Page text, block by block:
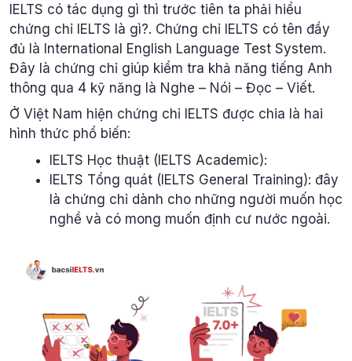
IELTS có tác dụng gì thì trước tiên ta phải hiểu
chứng chỉ IELTS là gì?. Chứng chỉ IELTS có tên đầy
đủ là International English Language Test System.
Đây là chứng chỉ giúp kiểm tra khả năng tiếng Anh
thông qua 4 kỹ năng là Nghe – Nói – Đọc – Viết.
Ở Việt Nam hiện chứng chỉ IELTS được chia là hai
hình thức phổ biến:
IELTS Học thuật (IELTS Academic):
IELTS Tổng quát (IELTS General Training): đây
là chứng chỉ dành cho những người muốn học
nghề và có mong muốn định cư nước ngoài.